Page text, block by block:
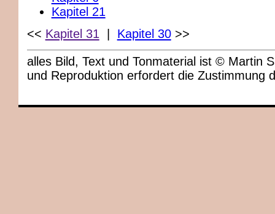
Kapitel 21
<< Kapitel 31 Kapitel 30>>
alles Bild, Text und Tonmaterial ist © Martin
und Reproduktion erfordert die Zustimmung